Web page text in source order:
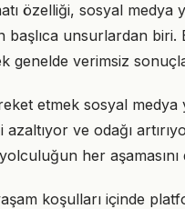
özelliği, sosyal medya
başlıca unsurlardan
genelde verimsiz
etmek sosyal medya
azaltıyor ve odağı
her aşamasını
koşulları içinde